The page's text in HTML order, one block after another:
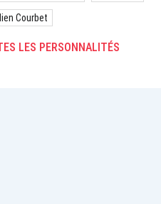
Courbet
LES PERSONNALITÉS